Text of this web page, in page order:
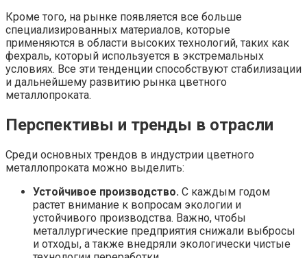
Кроме того, на рынке появляется все больше
специализированных материалов, которые
применяются в области высоких технологий, таких как
фехраль, который используется в экстремальных
условиях. Все эти тенденции способствуют стабилизации
и дальнейшему развитию рынка цветного
металлопроката.
Перспективы и тренды в отрасли
Среди основных трендов в индустрии цветного
металлопроката можно выделить:
Устойчивое производство. С каждым годом
растет внимание к вопросам экологии и
устойчивого производства. Важно, чтобы
металлургические предприятия снижали выбросы
и отходы, а также внедряли экологически чистые